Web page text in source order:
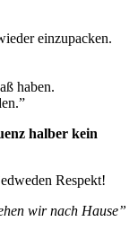
einzupacken.
haben.
halber kein
Respekt!
wir nach Hause”